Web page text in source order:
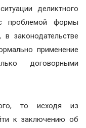
деликтного
проблемой формы
законодательстве
применение
договорными
то исходя из
к заключению об